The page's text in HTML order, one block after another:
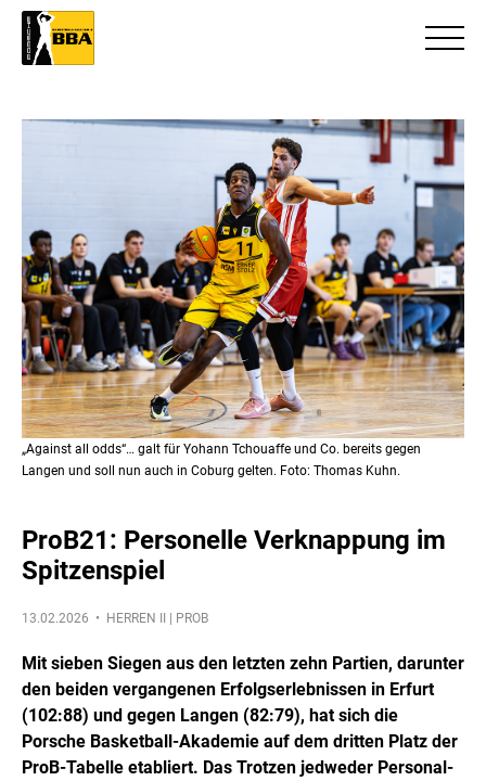
„Against all odds“… galt für Yohann Tchouaffe und Co. bereits gegen
Langen und soll nun auch in Coburg gelten. Foto: Thomas Kuhn.
ProB21: Personelle Verknappung im
Spitzenspiel
13.02.2026 • HERREN II | PROB
Mit sieben Siegen aus den letzten zehn Partien, darunter
den beiden vergangenen Erfolgserlebnissen in Erfurt
(102:88) und gegen Langen (82:79), hat sich die
Porsche Basketball-Akademie auf dem dritten Platz der
ProB-Tabelle etabliert. Das Trotzen jedweder Personal-